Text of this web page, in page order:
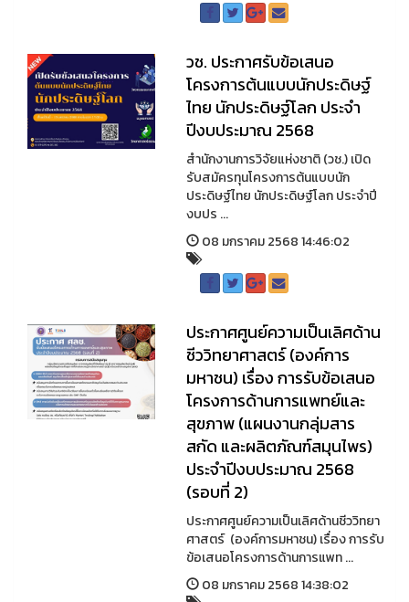
วช. ประกาศรับข้อเสนอ
โครงการต้นแบบนักประดิษฐ์
ไทย นักประดิษฐ์โลก ประจำ
ปีงบประมาณ 2568
สำนักงานการวิจัยแห่งชาติ (วช.) เปิด
รับสมัครทุนโครงการต้นแบบนัก
ประดิษฐ์ไทย นักประดิษฐ์โลก ประจำปี
งบปร ...
08 มกราคม 2568 14:46:02
ประกาศศูนย์ความเป็นเลิศด้าน
ชีววิทยาศาสตร์ (องค์การ
มหาชน) เรื่อง การรับข้อเสนอ
โครงการด้านการแพทย์และ
สุขภาพ (แผนงานกลุ่มสาร
สกัด และผลิตภัณฑ์สมุนไพร)
ประจำปีงบประมาณ 2568
(รอบที่ 2)
ประกาศศูนย์ความเป็นเลิศด้านชีววิทยา
ศาสตร์ (องค์การมหาชน) เรื่อง การรับ
ข้อเสนอโครงการด้านการแพท ...
08 มกราคม 2568 14:38:02